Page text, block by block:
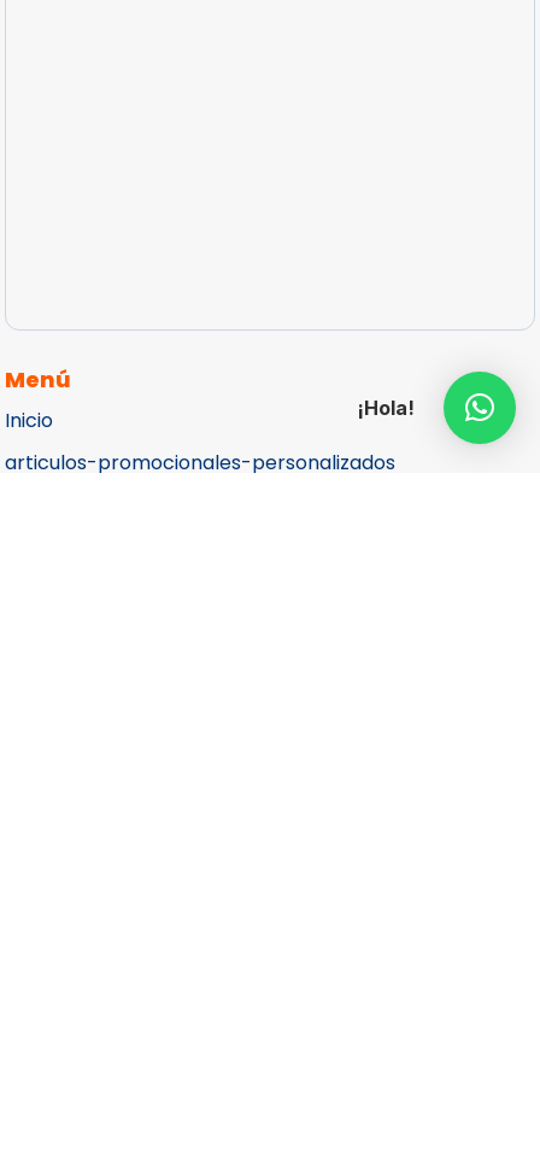
Menú
Inicio
articulos-promocionales-personalizados
¡Hola!